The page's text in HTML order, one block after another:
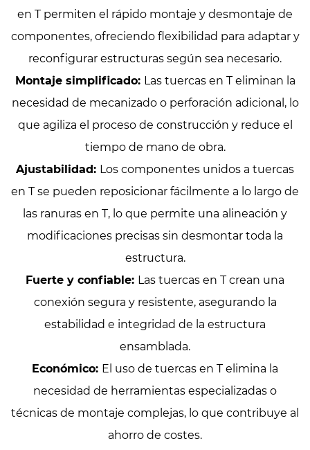
en T permiten el rápido montaje y desmontaje de
componentes, ofreciendo flexibilidad para adaptar y
reconfigurar estructuras según sea necesario.
Montaje simplificado: Las tuercas en T eliminan la
necesidad de mecanizado o perforación adicional, lo
que agiliza el proceso de construcción y reduce el
tiempo de mano de obra.
Ajustabilidad: Los componentes unidos a tuercas
en T se pueden reposicionar fácilmente a lo largo de
las ranuras en T, lo que permite una alineación y
modificaciones precisas sin desmontar toda la
estructura.
Fuerte y confiable: Las tuercas en T crean una
conexión segura y resistente, asegurando la
estabilidad e integridad de la estructura
ensamblada.
Económico: El uso de tuercas en T elimina la
necesidad de herramientas especializadas o
técnicas de montaje complejas, lo que contribuye al
ahorro de costes.